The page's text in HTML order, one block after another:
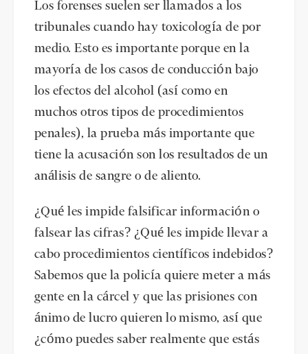
Los forenses suelen ser llamados a los
tribunales cuando hay toxicología de por
medio. Esto es importante porque en la
mayoría de los casos de conducción bajo
los efectos del alcohol (así como en
muchos otros tipos de procedimientos
penales), la prueba más importante que
tiene la acusación son los resultados de un
análisis de sangre o de aliento.
¿Qué les impide falsificar información o
falsear las cifras? ¿Qué les impide llevar a
cabo procedimientos científicos indebidos?
Sabemos que la policía quiere meter a más
gente en la cárcel y que las prisiones con
ánimo de lucro quieren lo mismo, así que
¿cómo puedes saber realmente que estás